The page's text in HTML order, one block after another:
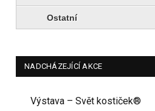
Ostatní
NADCHÁZEJÍCÍ AKCE
Výstava – Svět kostiček®